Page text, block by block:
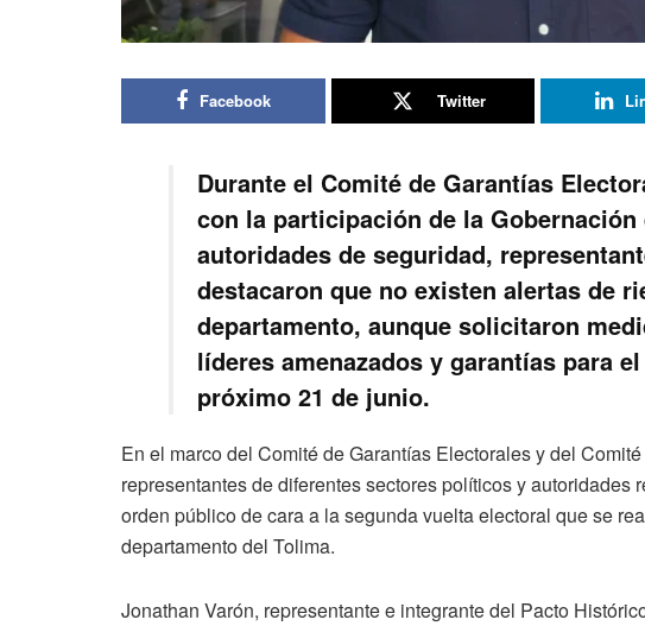
Facebook Twitter
Durante el Comité de Garantías
con la participación de la
autoridades de seguridad,
destacaron que no existen alertas de
departamento, aunque solicitaron
líderes amenazados y garantías para
próximo 21 de junio.
En el marco del Comité de Garantías Electorales y del
representantes de diferentes sectores políticos y
orden público de cara a la segunda vuelta electoral que se
departamento del Tolima.
Jonathan Varón, representante e integrante del Pacto